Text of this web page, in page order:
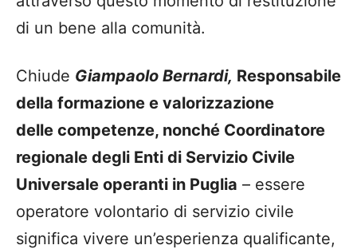
di un bene alla comunità.
Chiude Giampaolo Bernardi, Responsabile
della formazione e valorizzazione
delle competenze, nonché Coordinatore
regionale degli Enti di Servizio Civile
Universale operanti in Puglia – essere
operatore volontario di servizio civile
significa vivere un’esperienza qualificante,